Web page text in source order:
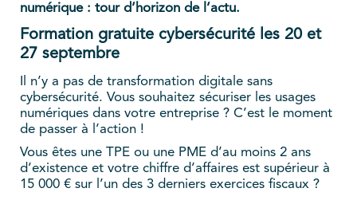
numérique : tour d’horizon de l’actu.
Formation gratuite cybersécurité les 20 et
27 septembre
Il n’y a pas de transformation digitale sans
cybersécurité. Vous souhaitez sécuriser les usages
numériques dans votre entreprise ? C’est le moment
de passer à l’action !
Vous êtes une TPE ou une PME d’au moins 2 ans
d’existence et votre chiffre d’affaires est supérieur à
15 000 € sur l’un des 3 derniers exercices fiscaux ?